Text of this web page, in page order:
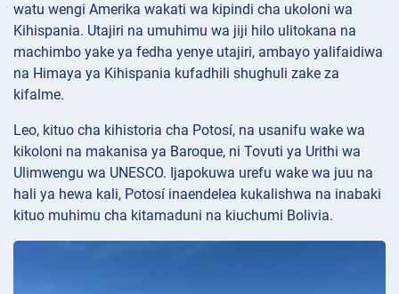
watu wengi Amerika wakati wa kipindi cha ukoloni wa
Kihispania. Utajiri na umuhimu wa jiji hilo ulitokana na
machimbo yake ya fedha yenye utajiri, ambayo yalifaidiwa
na Himaya ya Kihispania kufadhili shughuli zake za
kifalme.
Leo, kituo cha kihistoria cha Potosí, na usanifu wake wa
kikoloni na makanisa ya Baroque, ni Tovuti ya Urithi wa
Ulimwengu wa UNESCO. Ijapokuwa urefu wake wa juu na
hali ya hewa kali, Potosí inaendelea kukalishwa na inabaki
kituo muhimu cha kitamaduni na kiuchumi Bolivia.